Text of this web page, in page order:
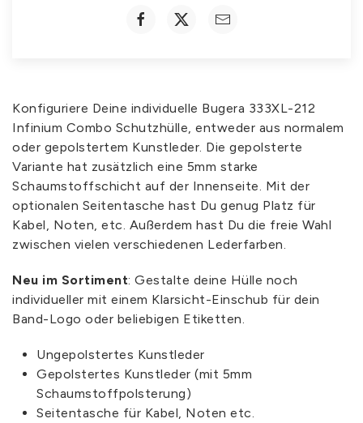
Konfiguriere Deine individuelle Bugera 333XL-212
Infinium Combo Schutzhülle, entweder aus normalem
oder gepolstertem Kunstleder. Die gepolsterte
Variante hat zusätzlich eine 5mm starke
Schaumstoffschicht auf der Innenseite. Mit der
optionalen Seitentasche hast Du genug Platz für
Kabel, Noten, etc. Außerdem hast Du die freie Wahl
zwischen vielen verschiedenen Lederfarben.
Neu im Sortiment: Gestalte deine Hülle noch
individueller mit einem Klarsicht-Einschub für dein
Band-Logo oder beliebigen Etiketten.
Ungepolstertes Kunstleder
Gepolstertes Kunstleder (mit 5mm
Schaumstoffpolsterung)
Seitentasche für Kabel, Noten etc.